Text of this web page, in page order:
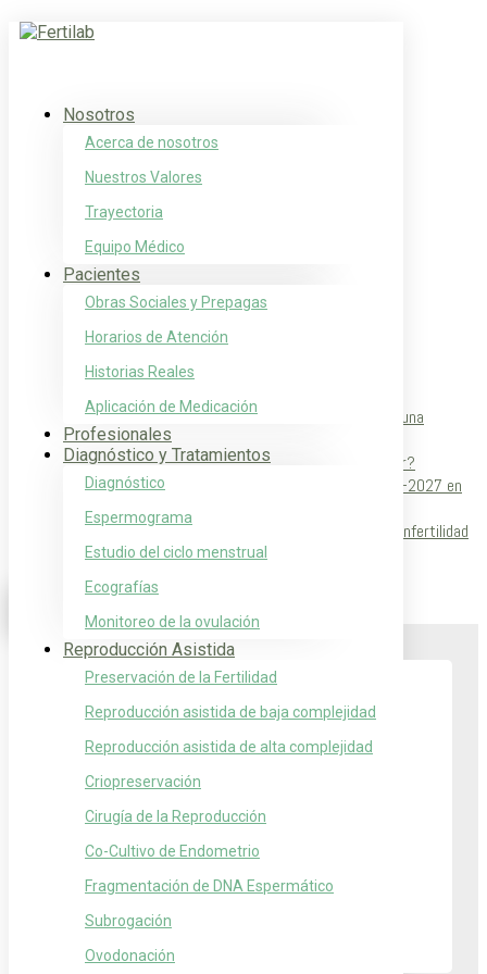
Nosotros
Acerca de nosotros
Nuestros Valores
Trayectoria
Equipo Médico
Pacientes
Obras Sociales y Prepagas
Horarios de Atención
Historias Reales
Aplicación de Medicación
Profesionales
Diagnóstico y Tratamientos
Diagnóstico
Espermograma
Estudio del ciclo menstrual
Ecografías
Monitoreo de la ovulación
Reproducción Asistida
Preservación de la Fertilidad
Reproducción asistida de baja complejidad
Reproducción asistida de alta complejidad
Criopreservación
Cirugía de la Reproducción
Co-Cultivo de Endometrio
Fragmentación de DNA Espermático
Subrogación
Ovodonación
Recepción arenales A
Recepción arenales A
Entradas recientes
Día Mundial de la Fertilidad
Del SOP al SOMP: hacia una definición más precisa de una
condición compleja
¿Por qué algunos espermatozoides no logran fertilizar?
Fertilab abre la convocatoria para el Fellowship 2026–2027 en
Medicina Reproductiva
La endometriosis es una patología que puede causar infertilidad
en algunas mujer…
Horarios en Consultorio
Lunes a Viernes de 8 a 17 hs.
Turnos por WhatsApp
11-3132-3810
11-3132-2724
Espermogramas:11-6868-1389
(solo respondemos en ese horario)